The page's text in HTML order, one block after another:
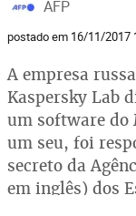
AFP
postado em 16/11/2017
A empresa
Kaspersky Lab
um software do
um seu, foi
secreto da
em inglês) dos